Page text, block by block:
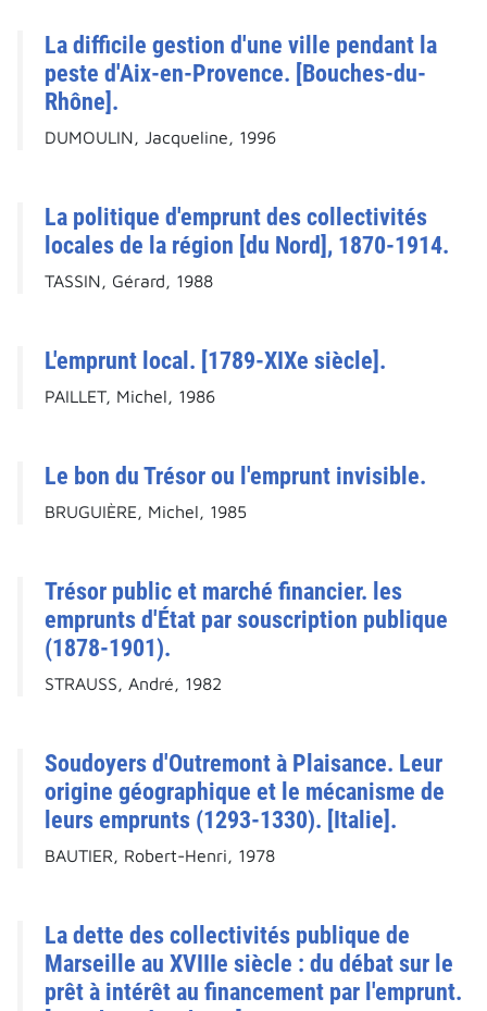
La difficile gestion d'une ville pendant la
peste d'Aix-en-Provence. [Bouches-du-
Rhône].
DUMOULIN, Jacqueline, 1996
La politique d'emprunt des collectivités
locales de la région [du Nord], 1870-1914.
TASSIN, Gérard, 1988
L'emprunt local. [1789-XIXe siècle].
PAILLET, Michel, 1986
Le bon du Trésor ou l'emprunt invisible.
BRUGUIÈRE, Michel, 1985
Trésor public et marché financier. les
emprunts d'État par souscription publique
(1878-1901).
STRAUSS, André, 1982
Soudoyers d'Outremont à Plaisance. Leur
origine géographique et le mécanisme de
leurs emprunts (1293-1330). [Italie].
BAUTIER, Robert-Henri, 1978
La dette des collectivités publique de
Marseille au XVIIIe siècle : du débat sur le
prêt à intérêt au financement par l'emprunt.